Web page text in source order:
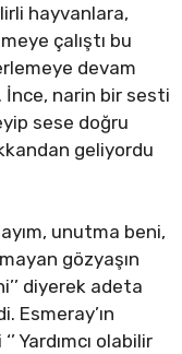
hayvanlara,
çalıştı bu
devam
İnce, narin bir sesti
sese doğru
geliyordu
unutma beni,
gözyaşın
diyerek adeta
Esmeray’ın
Yardımcı olabilir